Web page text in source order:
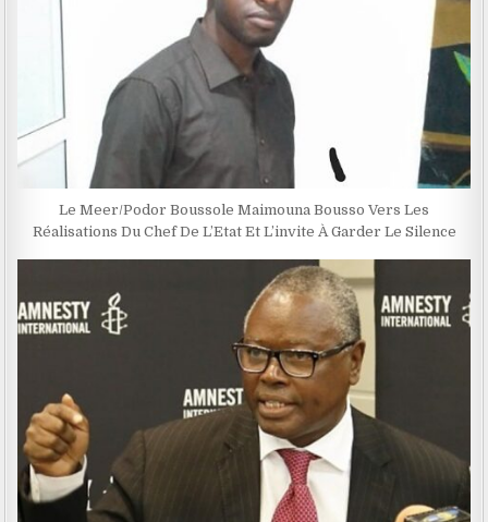
Le Meer/Podor Boussole Maimouna Bousso Vers Les
Réalisations Du Chef De L’Etat Et L’invite À Garder Le Silence